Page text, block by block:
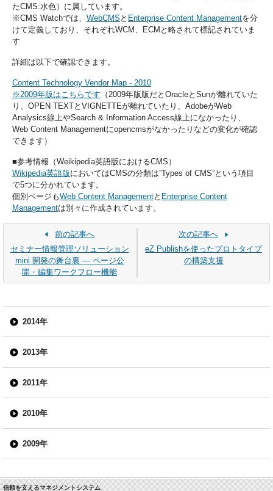
たCMS:水色）に属しています。
※CMS Watchでは、 WebCMS と Enterprise Content Managementを分
けて定義しており、それぞれWCM、ECMと略されて標記されていま
す
詳細は以下で確認できます。
Content Technology Vendor Map - 2010
※2009年版はこちらです （2009年版版だとOracleとSunが離れていた
り、OPEN TEXTとVIGNETTEが離れていたり、AdobeがWeb
Analysics線上やSearch & Information Access線上になかったり、
Web Content Managementにopencmsがなかったりなどの変化が確認
できます）
■参考情報（Weikipedia英語版におけるCMS）
Wikipedia英語版においてはCMSの分類は”Types of CMS”という項目
で5つに分かれています。
個別ページもWeb Content Managementと Enterprise Content
Managementは別々に作成されています。
前の記事へ
セミナー情報管理ソリューション
mini 開発の舞台裏 ― ページ公
開・編集ワークフロー機能
次の記事へ
eZ Publishを使ったプロトタイプ
の構築支援
2014年
2013年
2011年
2010年
2009年
信頼を支えるマネジメントシステム